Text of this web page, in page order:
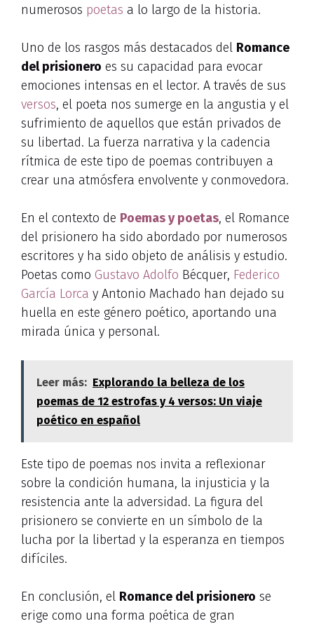
numerosos poetas a lo largo de la historia.
Uno de los rasgos más destacados del Romance
del prisionero es su capacidad para evocar
emociones intensas en el lector. A través de sus
versos, el poeta nos sumerge en la angustia y el
sufrimiento de aquellos que están privados de
su libertad. La fuerza narrativa y la cadencia
rítmica de este tipo de poemas contribuyen a
crear una atmósfera envolvente y conmovedora.
En el contexto de Poemas y poetas, el Romance
del prisionero ha sido abordado por numerosos
escritores y ha sido objeto de análisis y estudio.
Poetas como Gustavo Adolfo Bécquer, Federico
García Lorca y Antonio Machado han dejado su
huella en este género poético, aportando una
mirada única y personal.
Leer más: Explorando la belleza de los
poemas de 12 estrofas y 4 versos: Un viaje
poético en español
Este tipo de poemas nos invita a reflexionar
sobre la condición humana, la injusticia y la
resistencia ante la adversidad. La figura del
prisionero se convierte en un símbolo de la
lucha por la libertad y la esperanza en tiempos
difíciles.
En conclusión, el Romance del prisionero se
erige como una forma poética de gran